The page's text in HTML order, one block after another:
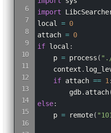
import
local = 0
attach = 0
if local :
    p
= process ( "./
    context
.
if attach == 1 :
        gdb
. attach
else:
p = remote(